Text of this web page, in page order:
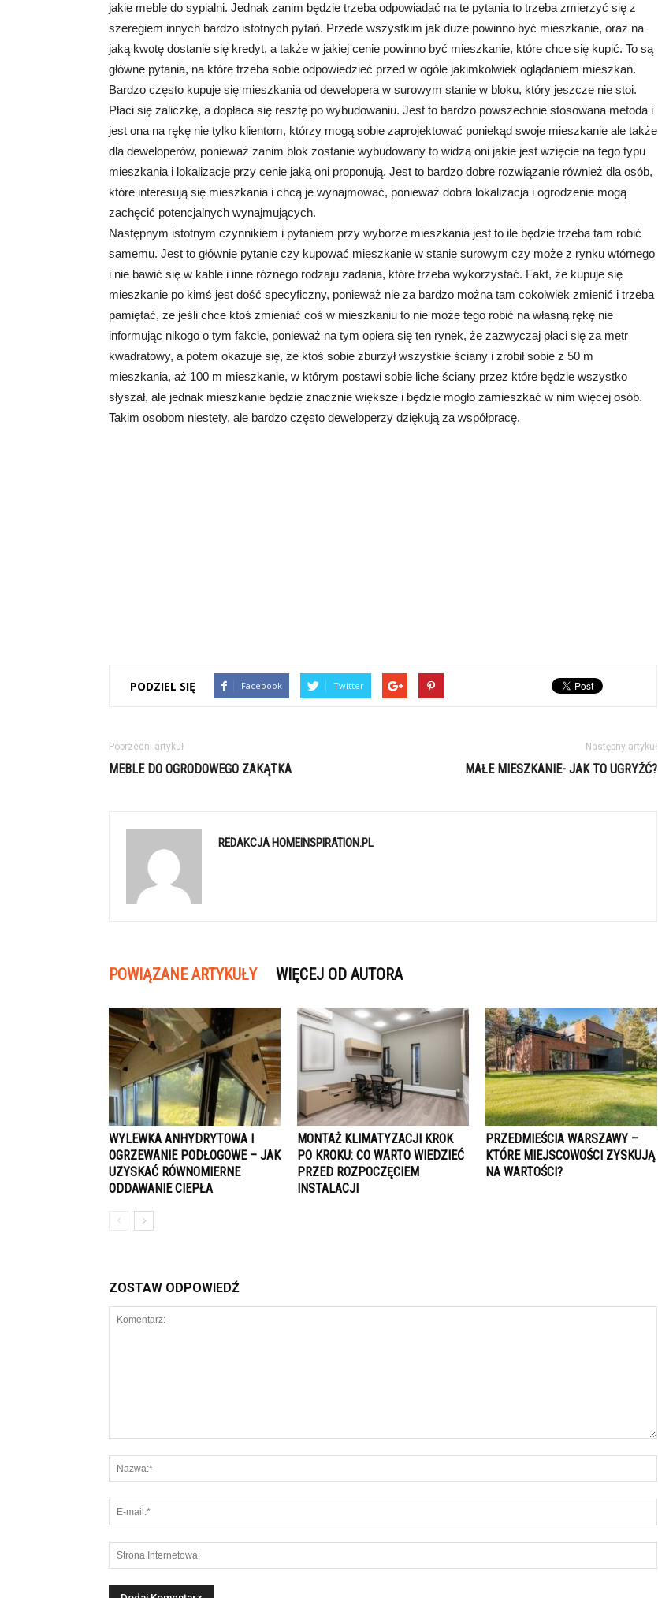
jakie meble do sypialni. Jednak zanim będzie trzeba odpowiadać na te pytania to trzeba zmierzyć się z
szeregiem innych bardzo istotnych pytań. Przede wszystkim jak duże powinno być mieszkanie, oraz na
jaką kwotę dostanie się kredyt, a także w jakiej cenie powinno być mieszkanie, które chce się kupić. To są
główne pytania, na które trzeba sobie odpowiedzieć przed w ogóle jakimkolwiek oglądaniem mieszkań.
Bardzo często kupuje się mieszkania od dewelopera w surowym stanie w bloku, który jeszcze nie stoi.
Płaci się zaliczkę, a dopłaca się resztę po wybudowaniu. Jest to bardzo powszechnie stosowana metoda i
jest ona na rękę nie tylko klientom, którzy mogą sobie zaprojektować poniekąd swoje mieszkanie ale także
dla deweloperów, ponieważ zanim blok zostanie wybudowany to widzą oni jakie jest wzięcie na tego typu
mieszkania i lokalizacje przy cenie jaką oni proponują. Jest to bardzo dobre rozwiązanie również dla osób,
które interesują się mieszkania i chcą je wynajmować, ponieważ dobra lokalizacja i ogrodzenie mogą
zachęcić potencjalnych wynajmujących.
Następnym istotnym czynnikiem i pytaniem przy wyborze mieszkania jest to ile będzie trzeba tam robić
samemu. Jest to głównie pytanie czy kupować mieszkanie w stanie surowym czy może z rynku wtórnego
i nie bawić się w kable i inne różnego rodzaju zadania, które trzeba wykorzystać. Fakt, że kupuje się
mieszkanie po kimś jest dość specyficzny, ponieważ nie za bardzo można tam cokolwiek zmienić i trzeba
pamiętać, że jeśli chce ktoś zmieniać coś w mieszkaniu to nie może tego robić na własną rękę nie
informując nikogo o tym fakcie, ponieważ na tym opiera się ten rynek, że zazwyczaj płaci się za metr
kwadratowy, a potem okazuje się, że ktoś sobie zburzył wszystkie ściany i zrobił sobie z 50 m
mieszkania, aż 100 m mieszkanie, w którym postawi sobie liche ściany przez które będzie wszystko
słyszał, ale jednak mieszkanie będzie znacznie większe i będzie mogło zamieszkać w nim więcej osób.
Takim osobom niestety, ale bardzo często deweloperzy dziękują za współpracę.
PODZIEL SIĘ Facebook Twitter
Poprzedni artykuł
MEBLE DO OGRODOWEGO ZAKĄTKA
Następny artykuł
MAŁE MIESZKANIE- JAK TO UGRYŹĆ?
REDAKCJA HOMEINSPIRATION.PL
POWIĄZANE ARTYKUŁY WIĘCEJ OD AUTORA
WYLEWKA ANHYDRYTOWA I
OGRZEWANIE PODŁOGOWE – JAK
UZYSKAĆ RÓWNOMIERNE
ODDAWANIE CIEPŁA
MONTAŻ KLIMATYZACJI KROK
PO KROKU: CO WARTO WIEDZIEĆ
PRZED ROZPOCZĘCIEM
INSTALACJI
PRZEDMIEŚCIA WARSZAWY –
KTÓRE MIEJSCOWOŚCI ZYSKUJĄ
NA WARTOŚCI?
ZOSTAW ODPOWIEDŹ